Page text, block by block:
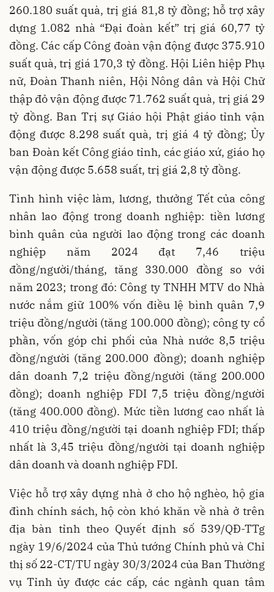
260.180 suất quà, trị giá 81,8 tỷ đồng; hỗ trợ xây
dựng 1.082 nhà “Đại đoàn kết” trị giá 60,77 tỷ
đồng. Các cấp Công đoàn vận động được 375.910
suất quà, trị giá 170,3 tỷ đồng. Hội Liên hiệp Phụ
nữ, Đoàn Thanh niên, Hội Nông dân và Hội Chữ
thập đỏ vận động được 71.762 suất quà, trị giá 29
tỷ đồng. Ban Trị sự Giáo hội Phật giáo tỉnh vận
động được 8.298 suất quà, trị giá 4 tỷ đồng; Ủy
ban Đoàn kết Công giáo tỉnh, các giáo xứ, giáo họ
vận động được 5.658 suất, trị giá 2,8 tỷ đồng.
Tình hình việc làm, lương, thưởng Tết của công
nhân lao động trong doanh nghiệp: tiền lương
bình quân của người lao động trong các doanh
nghiệp năm 2024 đạt 7,46 triệu
đồng/người/tháng, tăng 330.000 đồng so với
năm 2023; trong đó: Công ty TNHH MTV do Nhà
nước nắm giữ 100% vốn điều lệ bình quân 7,9
triệu đồng/người (tăng 100.000 đồng); công ty cổ
phần, vốn góp chi phối của Nhà nước 8,5 triệu
đồng/người (tăng 200.000 đồng); doanh nghiệp
dân doanh 7,2 triệu đồng/người (tăng 200.000
đồng); doanh nghiệp FDI 7,5 triệu đồng/người
(tăng 400.000 đồng). Mức tiền lương cao nhất là
410 triệu đồng/người tại doanh nghiệp FDI; thấp
nhất là 3,45 triệu đồng/người tại doanh nghiệp
dân doanh và doanh nghiệp FDI.
Việc hỗ trợ xây dựng nhà ở cho hộ nghèo, hộ gia
đình chính sách, hộ còn khó khăn về nhà ở trên
địa bàn tỉnh theo Quyết định số 539/QĐ-TTg
ngày 19/6/2024 của Thủ tướng Chính phủ và Chỉ
thị số 22-CT/TU ngày 30/3/2024 của Ban Thường
vụ Tỉnh ủy được các cấp, các ngành quan tâm